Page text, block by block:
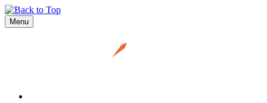
Menu